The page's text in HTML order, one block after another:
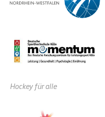
Hockey für alle